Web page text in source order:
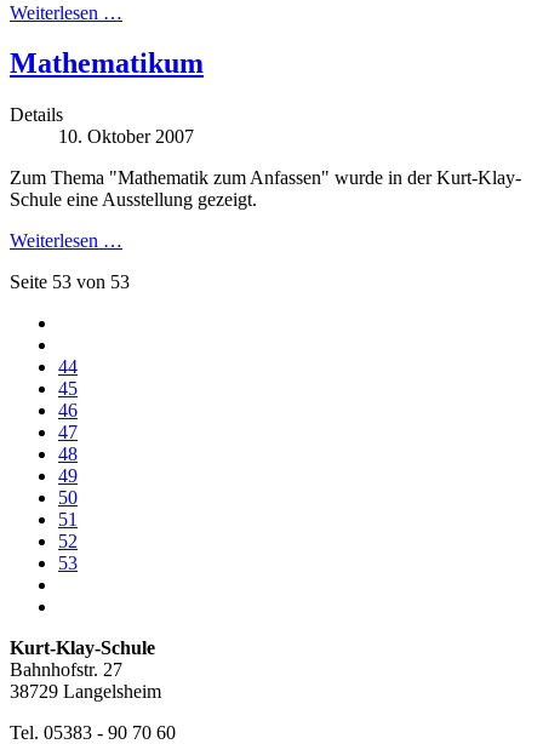
Weiterlesen …
Mathematikum
Details
10. Oktober 2007
Zum Thema "Mathematik zum Anfassen" wurde in der Kurt-Klay-
Schule eine Ausstellung gezeigt.
Weiterlesen …
Seite 53 von 53
44
45
46
47
48
49
50
51
52
53
Kurt-Klay-Schule
Bahnhofstr. 27
38729 Langelsheim
Tel. 05383 - 90 70 60